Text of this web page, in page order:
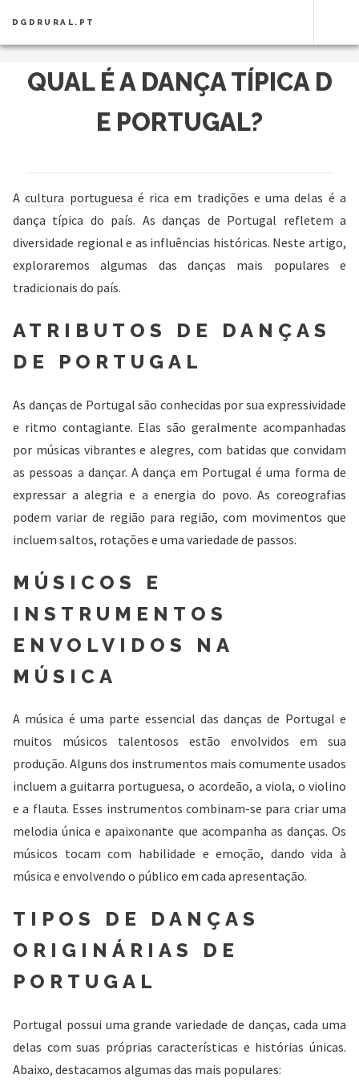
DGDRURAL.PT
QUAL É A DANÇA TÍPICA D
E PORTUGAL?
Acultura portuguesa é rica em tradições e uma delas é a
dança típica do país. As danças de Portugal refletem a
diversidade regional e as influências históricas. Neste artigo,
exploraremos algumas das danças mais populares e
tradicionais do país.
ATRIBUTOS DE DANÇAS
DE PORTUGAL
As danças de Portugal são conhecidas por sua expressividade
e ritmo contagiante. Elas são geralmente acompanhadas
por músicas vibrantes e alegres, com batidas que convidam
as pessoas a dançar. A dança em Portugal é uma forma de
expressar a alegria e a energia do povo. As coreografias
podem variar de região para região, com movimentos que
incluem saltos, rotações e uma variedade de passos.
MÚSICOS E
INSTRUMENTOS
ENVOLVIDOS NA
MÚSICA
A música é uma parte essencial das danças de Portugal e
muitos músicos talentosos estão envolvidos em sua
produção. Alguns dos instrumentos mais comumente usados
incluem a guitarra portuguesa, o acordeão, a viola, o violino
e a flauta. Esses instrumentos combinam-se para criar uma
melodia única e apaixonante que acompanha as danças. Os
músicos tocam com habilidade e emoção, dando vida à
música e envolvendo o público em cada apresentação.
TIPOS DE DANÇAS
ORIGINÁRIAS DE
PORTUGAL
Portugal possui uma grande variedade de danças, cada uma
delas com suas próprias características e histórias únicas.
Abaixo, destacamos algumas das mais populares: